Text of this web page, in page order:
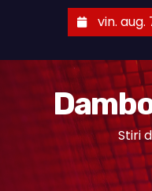
vin. aug.
Stiri